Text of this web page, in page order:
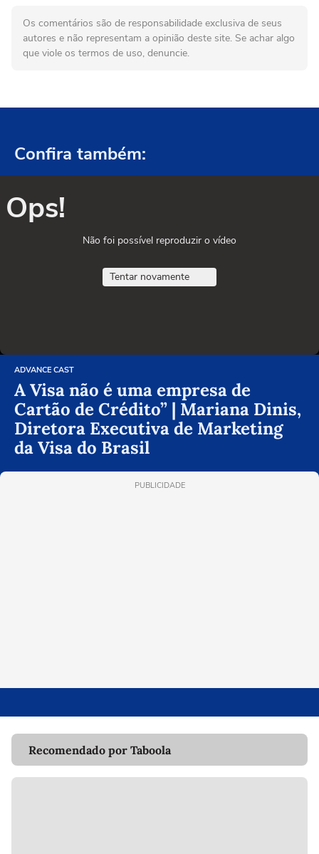
Os comentários são de responsabilidade exclusiva de seus
autores e não representam a opinião deste site. Se achar algo
que viole os termos de uso, denuncie.
Confira também:
Ops!
Não foi possível reproduzir o vídeo
Tentar novamente
ADVANCE CAST
A Visa não é uma empresa de
Cartão de Crédito” | Mariana Dinis,
Diretora Executiva de Marketing
da Visa do Brasil
PUBLICIDADE
Recomendado por Taboola